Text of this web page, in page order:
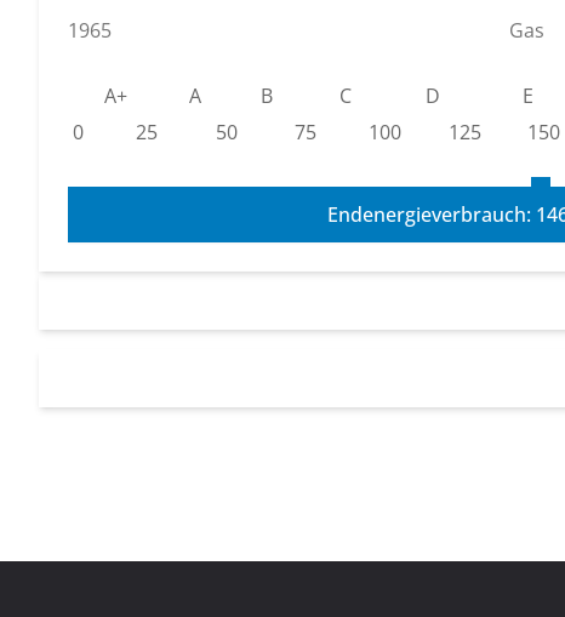
1965
Gas
A+ A B C D E
0
25 50 75 100 125 150
Endenergieverbrauch: